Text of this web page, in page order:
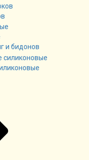
и бидонов